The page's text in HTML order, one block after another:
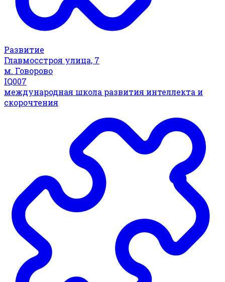
Развитие
Главмосстроя улица, 7
м. Говорово
IQ007
международная школа развития интеллекта и
скорочтения